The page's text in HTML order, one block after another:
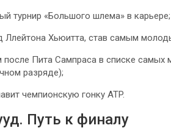
турнир «Большого шлема» в карьере;
Ллейтона Хьюитта, став самым
после Пита Сампраса в списке
разряде);
чемпионскую гонку ATP.
Путь к финалу